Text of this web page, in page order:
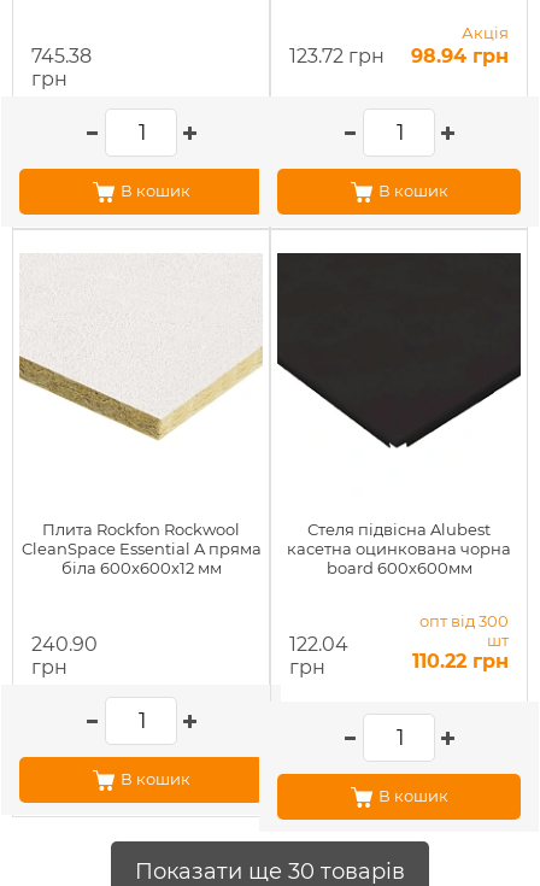
745.38
грн
В кошик
123.72 грн
Акція
98.94 грн
В кошик
Плита Rockfon Rockwool
CleanSpace Essential A пряма
біла 600x600x12 мм
240.90
грн
В кошик
Стеля підвісна Alubest
касетна оцинкована чорна
board 600х600мм
122.04
грн
опт від 300
шт
110.22 грн
В кошик
Показати ще 30 товарів